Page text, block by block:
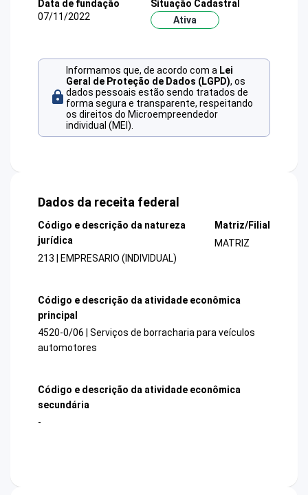
Data de fundação
07/11/2022
Situação Cadastral
Ativa
Informamos que, de acordo com a Lei
Geral de Proteção de Dados (LGPD), os
dados pessoais estão sendo tratados de
forma segura e transparente, respeitando
os direitos do Microempreendedor
individual (MEI).
Dados da receita federal
Código e descrição da natureza
jurídica
213 | EMPRESARIO (INDIVIDUAL)
Matriz/Filial
MATRIZ
Código e descrição da atividade econômica
principal
4520-0/06 | Serviços de borracharia para veículos
automotores
Código e descrição da atividade econômica
secundária
-